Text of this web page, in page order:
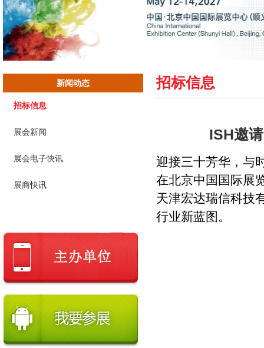
新闻动态
招标信息
展会新闻
展会电子快讯
展商快讯
招标信息
ISH邀
迎接三十芳华，与
在北京中国国际展
天津宏达瑞信科技
行业新蓝图。